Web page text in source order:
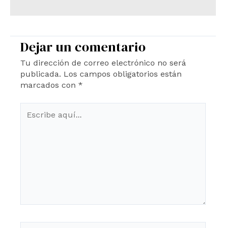
Dejar un comentario
Tu dirección de correo electrónico no será
publicada. Los campos obligatorios están
marcados con *
aquí...